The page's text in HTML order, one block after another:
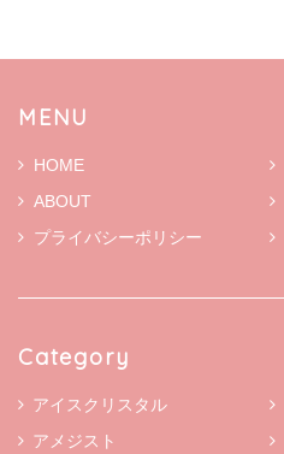
MENU
HOME
ABOUT
プライバシーポリシー
Category
アイスクリスタル
アメジスト